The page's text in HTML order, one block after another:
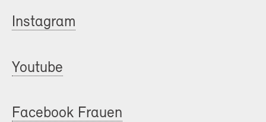
Instagram
Youtube
Facebook Frauen